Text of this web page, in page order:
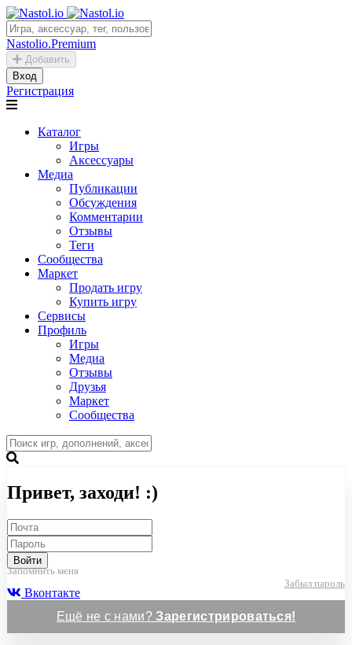
Nastolio.Premium
Добавить
Вход
Регистрация
Каталог
Игры
Аксессуары
Медиа
Публикации
Обсуждения
Комментарии
Отзывы
Теги
Сообщества
Маркет
Продать игру
Купить игру
Сервисы
Профиль
Игры
Медиа
Отзывы
Друзья
Маркет
Сообщества
Привет, заходи! :)
Войти
Запомнить меня
Забыл пароль
Вконтакте
Ещё не с нами?Зарегистрироваться!